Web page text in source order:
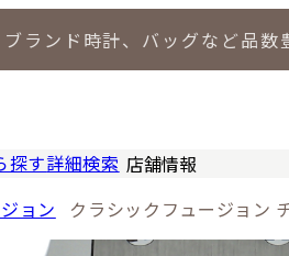
ランド時計、バッグなど品数
探す詳細検索 店舗情報
ョン クラシックフュージョン